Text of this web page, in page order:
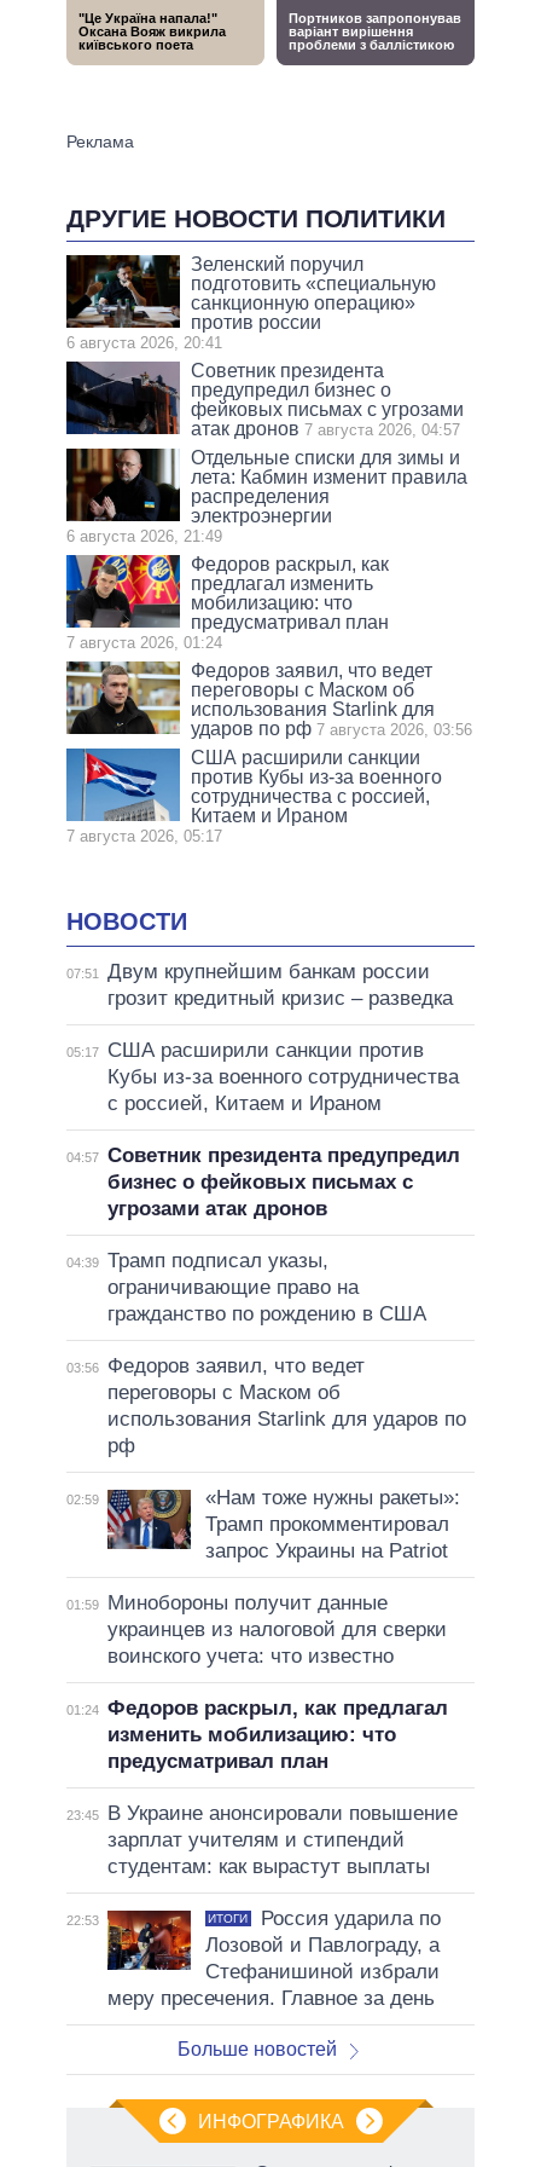
ДРУГИЕ НОВОСТИ ПОЛИТИКИ
Зеленский поручил
подготовить «специальную
санкционную операцию»
против россии
6 августа 2026, 20:41
Советник президента
предупредил бизнес о
фейковых письмах с угрозами
атак дронов 7 августа 2026, 04:57
Отдельные списки для зимы и
лета: Кабмин изменит правила
распределения
электроэнергии
6 августа 2026, 21:49
Федоров раскрыл, как
предлагал изменить
мобилизацию: что
предусматривал план
7 августа 2026, 01:24
Федоров заявил, что ведет
переговоры с Маском об
использования Starlink для
ударов по рф 7 августа 2026, 03:56
США расширили санкции
против Кубы из-за военного
сотрудничества с россией,
Китаем и Ираном
7 августа 2026, 05:17
НОВОСТИ
07:51
Двум крупнейшим банкам россии
грозит кредитный кризис – разведка
05:17
США расширили санкции против
Кубы из-за военного сотрудничества
с россией, Китаем и Ираном
04:57 Советник президента предупредил
бизнес о фейковых письмах с
угрозами атак дронов
04:39 Трамп подписал указы,
ограничивающие право на
гражданство по рождению в США
03:56
Федоров заявил, что ведет
переговоры с Маском об
использования Starlink для ударов по
рф
02:59
«Нам тоже нужны ракеты»:
Трамп прокомментировал
запрос Украины на Patriot
01:59
Минобороны получит данные
украинцев из налоговой для сверки
воинского учета: что известно
01:24 Федоров раскрыл, как предлагал
изменить мобилизацию: что
предусматривал план
23:45
В Украине анонсировали повышение
зарплат учителям и стипендий
студентам: как вырастут выплаты
22:53 ИТОГИ
Россия ударила по
Лозовой и Павлограду, а
Стефанишиной избрали
меру пресечения. Главное за день
Больше новостей
ИНФОГРАФИКА